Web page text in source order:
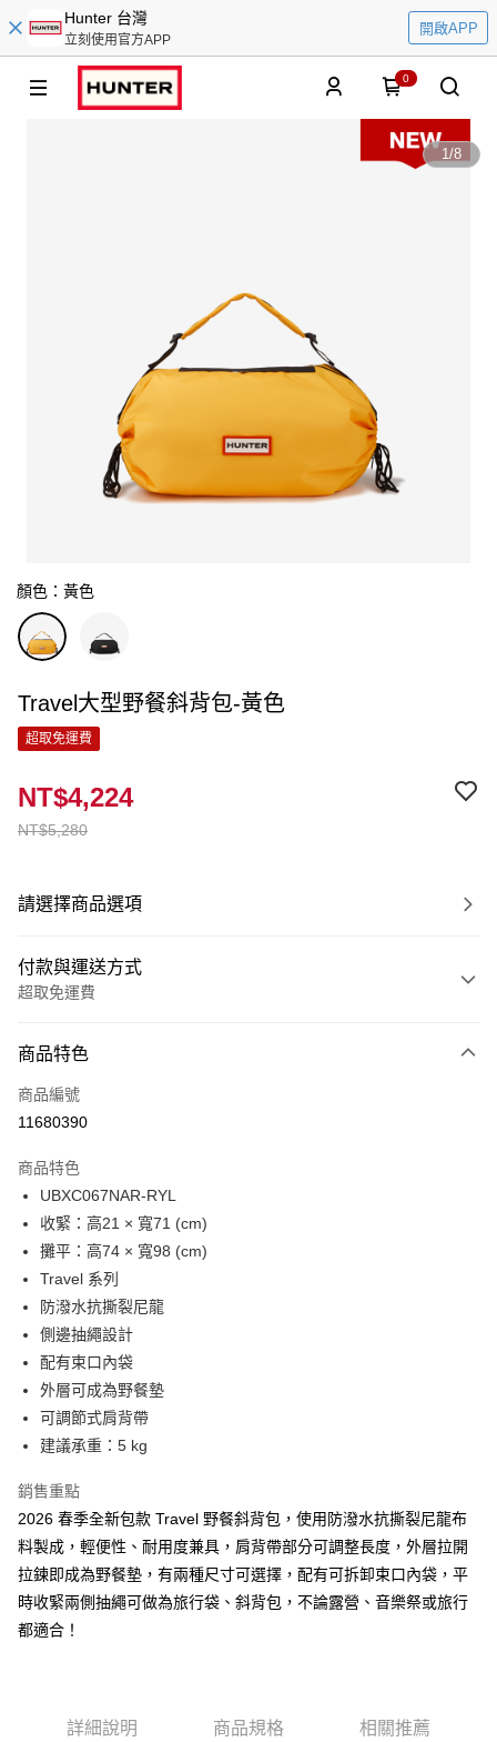
Hunter 台灣
立刻使用官方APP
開啟APP
0
1/8
顏色：黃色
Travel大型野餐斜背包-黃色
超取免運費
NT$5,280
NT$4,224
請選擇商品選項
付款與運送方式
超取免運費
信用卡一次付款
LINE Pay
Google Pay
貨到付款
運送方式
免運費
付款後萊爾富取貨
免運費
免運費
新竹貨運
免運費
貨到付款
每筆NT$110，滿NT$2,000(含以上)免運費
商品特色
商品編號
11680390
商品特色
UBXC067NAR-RYL
收緊：高21 × 寬71 (cm)
攤平：高74 × 寬98 (cm)
Travel 系列
防潑水抗撕裂尼龍
側邊抽繩設計
配有束口內袋
外層可成為野餐墊
可調節式肩背帶
建議承重：5 kg
銷售重點
2026 春季全新包款 Travel 野餐斜背包，使用防潑水抗撕裂尼龍布
料製成，輕便性、耐用度兼具，肩背帶部分可調整長度，外層拉開
拉鍊即成為野餐墊，有兩種尺寸可選擇，配有可拆卸束口內袋，平
時收緊兩側抽繩可做為旅行袋、斜背包，不論露營、音樂祭或旅行
都適合！
詳細說明 商品規格 相關推薦